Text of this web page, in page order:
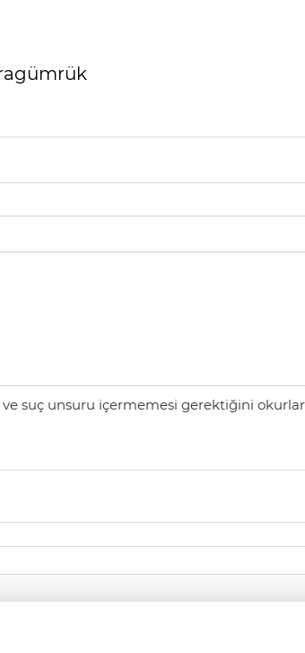
suç unsuru içermemesi gerektiğini